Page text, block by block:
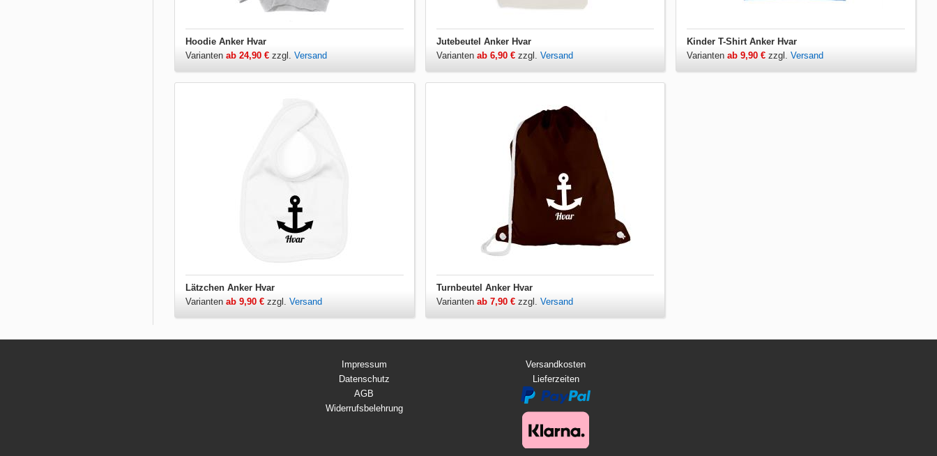
Hoodie Anker Hvar
Varianten ab 24,90 € zzgl. Versand
Jutebeutel Anker Hvar
Varianten ab 6,90 €zzgl. Versand
Kinder T-Shirt Anker Hvar
Variantenab 9,90 € zzgl.Versand
Lätzchen Anker Hvar
Varianten ab 9,90 € zzgl. Versand
Turnbeutel Anker Hvar
Varianten ab 7,90 €zzgl. Versand
Impressum
Datenschutz
AGB
Widerrufsbelehrung
Versandkosten
Lieferzeiten